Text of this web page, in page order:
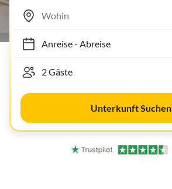
Anreise- Abreise
Unterkunft Suchen